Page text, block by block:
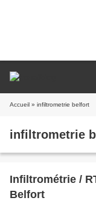
Accueil » infiltrometrie belfort
infiltrometrie
Infiltrométrie /
Belfort